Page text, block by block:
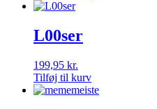
L00ser
199,95 kr.
Tilføj til kurv